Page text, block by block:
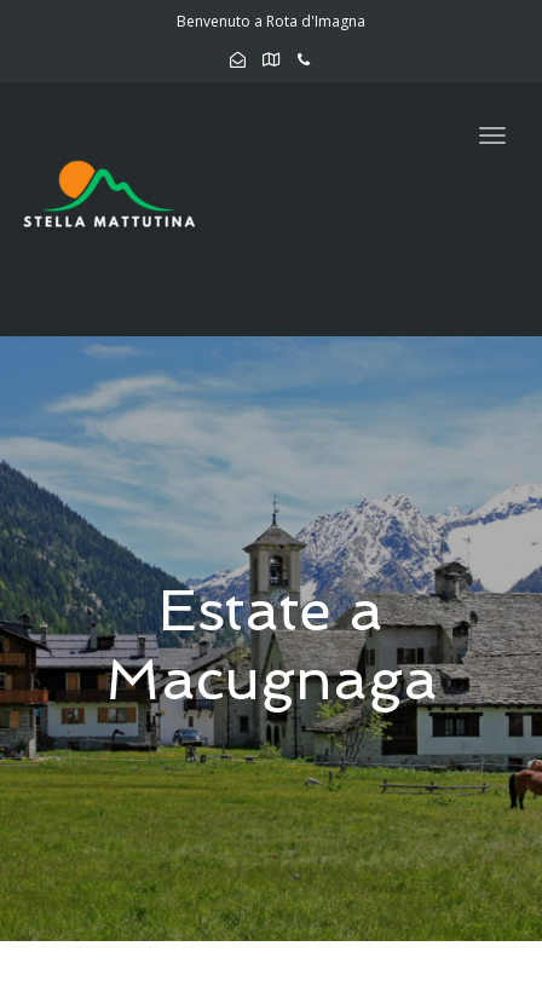
Benvenuto a Rota d'Imagna
Estate a
Macugnaga